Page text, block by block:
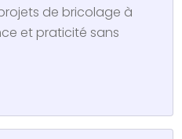
de bricolage à
et praticité sans